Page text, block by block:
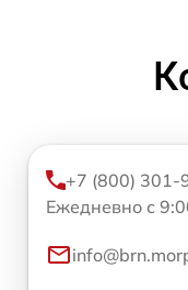
+7 (800) 301-
Ежедневно с